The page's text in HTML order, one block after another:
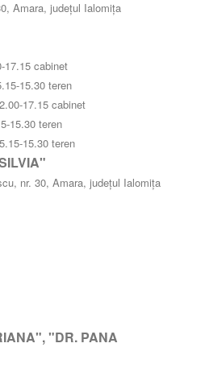
Amara, județul Ialomița
17.15 cabinet
15.30 teren
17.15 cabinet
15.30 teren
15.30 teren
nr. 30, Amara, județul Ialomița
"DR. PANA